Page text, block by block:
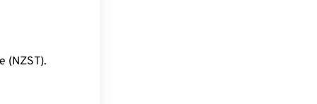
(NZST).